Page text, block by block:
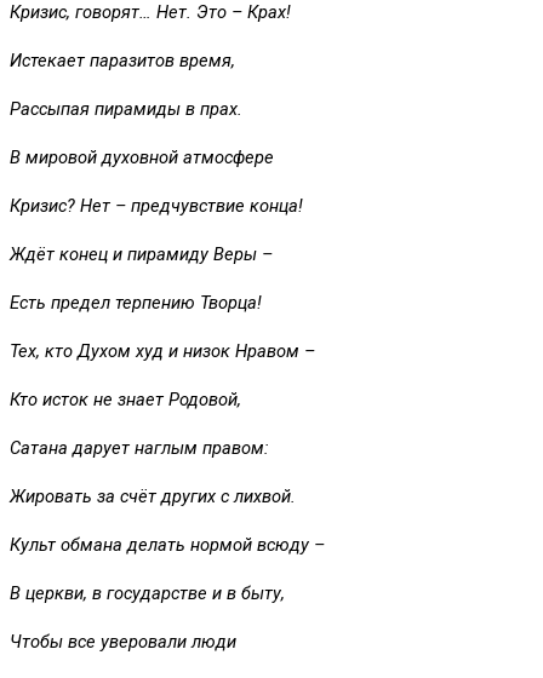
Кризис, говорят… Нет. Это – Крах!
Истекает паразитов время,
Рассыпая пирамиды в прах.
В мировой духовной атмосфере
Кризис? Нет – предчувствие конца!
Ждёт конец и пирамиду Веры –
Есть предел терпению Творца!
Тех, кто Духом худ и низок Нравом –
Кто исток не знает Родовой,
Сатана дарует наглым правом:
Жировать за счёт других с лихвой.
Культ обмана делать нормой всюду –
В церкви, в государстве и в быту,
Чтобы все уверовали люди